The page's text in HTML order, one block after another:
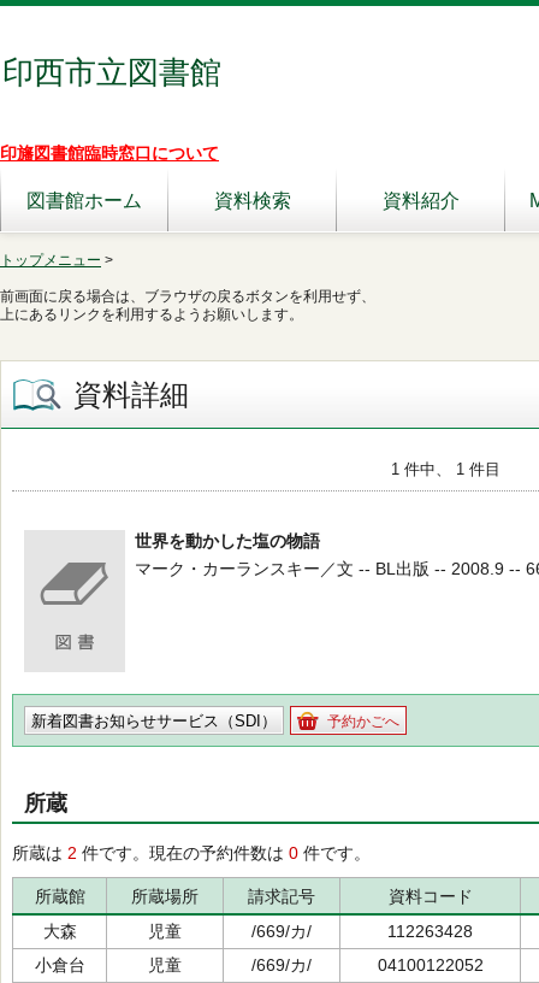
印西市立図書館
印旛図書館臨時窓口について
図書館ホーム 資料検索 資料紹介
トップメニュー >
前画面に戻る場合は、ブラウザの戻るボタンを利用せず、
上にあるリンクを利用するようお願いします。
資料詳細
1 件中、 1 件目
世界を動かした塩の物語
マーク・カーランスキー／文 -- BL出版 -- 2008.9 --
新着図書お知らせサービス（SDI） 予約かごへ
所蔵
所蔵は 2 件です。現在の予約件数は 0 件です。
所蔵館 所蔵場所 請求記号
資料コード
大森
児童 /669/カ/
112263428
小倉台
児童 /669/カ/ 04100122052